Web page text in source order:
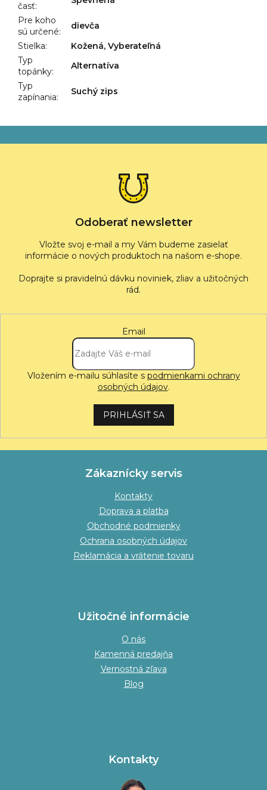
časť:
Pre koho
sú určené:
dievča
Stielka:
Kožená, Vyberateľná
Typ
topánky:
Alternatíva
Typ
zapínania:
Suchý zips
á
Odoberať newsletter
Vložte svoj e-mail a my Vám budeme zasielať
informácie o nových produktoch na našom e-shope.
Email
Vložením e-mailu súhlasíte s podmienkami ochrany
osobných údajov.
PRIHLÁSIŤ SA
Zákaznícky servis
Kontakty
Doprava a platba
Obchodné podmienky
Ochrana osobných údajov
Reklamácia a vrátenie tovaru
Užitočné informácie
O nás
Kamenná predajňa
Vernostná zľava
Blog
Kontakty